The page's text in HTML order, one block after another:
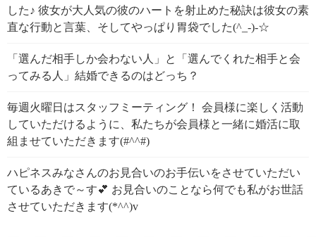
した♪ 彼女が大人気の彼のハートを射止めた秘訣は彼女の素
直な行動と言葉、そしてやっぱり胃袋でした(^_-)-☆
「選んだ相手しか会わない人」と「選んでくれた相手と会
ってみる人」結婚できるのはどっち？
毎週火曜日はスタッフミーティング！ 会員様に楽しく活動
していただけるように、私たちが会員様と一緒に婚活に取
組ませていただきます(#^^#)
ハピネスみなさんのお見合いのお手伝いをさせていただい
ているあきで～す💕 お見合いのことなら何でも私がお世話
させていただきます(*^^)v